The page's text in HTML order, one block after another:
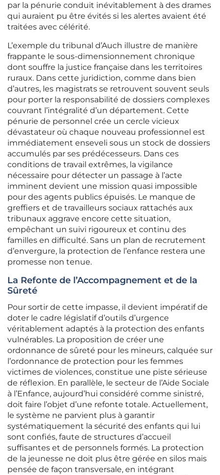
par la pénurie conduit inévitablement à des drames
qui auraient pu être évités si les alertes avaient été
traitées avec célérité.
L’exemple du tribunal d’Auch illustre de manière
frappante le sous-dimensionnement chronique
dont souffre la justice française dans les territoires
ruraux. Dans cette juridiction, comme dans bien
d’autres, les magistrats se retrouvent souvent seuls
pour porter la responsabilité de dossiers complexes
couvrant l’intégralité d’un département. Cette
pénurie de personnel crée un cercle vicieux
dévastateur où chaque nouveau professionnel est
immédiatement enseveli sous un stock de dossiers
accumulés par ses prédécesseurs. Dans ces
conditions de travail extrêmes, la vigilance
nécessaire pour détecter un passage à l’acte
imminent devient une mission quasi impossible
pour des agents publics épuisés. Le manque de
greffiers et de travailleurs sociaux rattachés aux
tribunaux aggrave encore cette situation,
empêchant un suivi rigoureux et continu des
familles en difficulté. Sans un plan de recrutement
d’envergure, la protection de l’enfance restera une
promesse non tenue.
La Refonte de l’Accompagnement et de la
Sûreté
Pour sortir de cette impasse, il devient impératif de
doter le cadre législatif d’outils d’urgence
véritablement adaptés à la protection des enfants
vulnérables. La proposition de créer une
ordonnance de sûreté pour les mineurs, calquée sur
l’ordonnance de protection pour les femmes
victimes de violences, constitue une piste sérieuse
de réflexion. En parallèle, le secteur de l’Aide Sociale
à l’Enfance, aujourd’hui considéré comme sinistré,
doit faire l’objet d’une refonte totale. Actuellement,
le système ne parvient plus à garantir
systématiquement la sécurité des enfants qui lui
sont confiés, faute de structures d’accueil
suffisantes et de personnels formés. La protection
de la jeunesse ne doit plus être gérée en silos mais
pensée de façon transversale, en intégrant